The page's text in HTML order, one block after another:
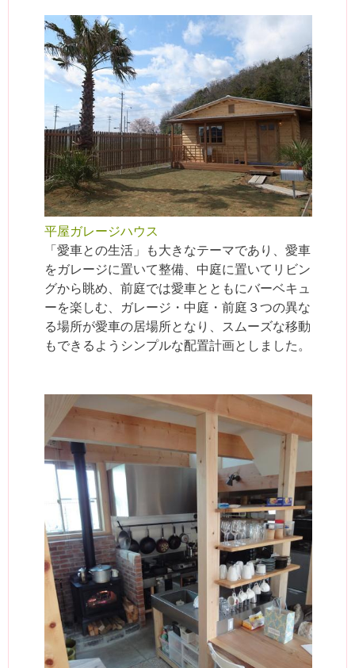
平屋ガレージハウス
「愛車との生活」も大きなテーマであり、愛車
をガレージに置いて整備、中庭に置いてリビン
グから眺め、前庭では愛車とともにバーベキュ
ーを楽しむ、ガレージ・中庭・前庭３つの異な
る場所が愛車の居場所となり、スムーズな移動
もできるようシンプルな配置計画としました。